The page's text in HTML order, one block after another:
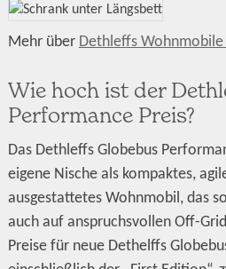
Mehr über Dethleffs
Wie hoch ist der
Performance Preis?
Das Dethleffs Globebus
eigene Nische als kompaktes,
ausgestattetes Wohnmobil, das
auch auf anspruchsvollen Off-
Preise für neue Dethelffs